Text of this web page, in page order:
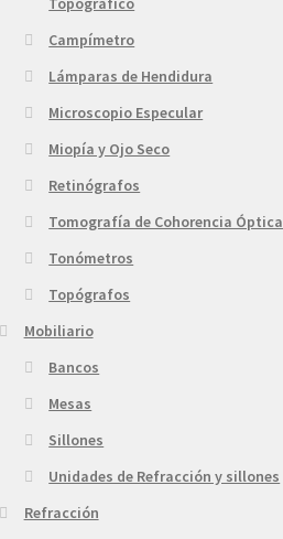
Campímetro
Lámparas de Hendidura
Microscopio Especular
Miopía y Ojo Seco
Retinógrafos
Tomografía de Cohorencia Óptica
Tonómetros
Topógrafos
Mobiliario
Bancos
Mesas
Sillones
Unidades de Refracción y sillones
Refracción